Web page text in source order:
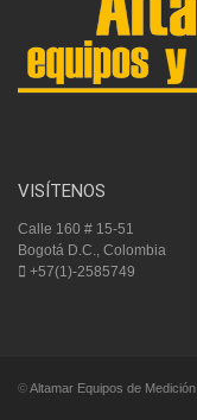
VISÍTENOS
Calle 160 # 15-51
Bogotá D.C., Colombia
+57(1)-2585749
©Altamar Equipos de Medición